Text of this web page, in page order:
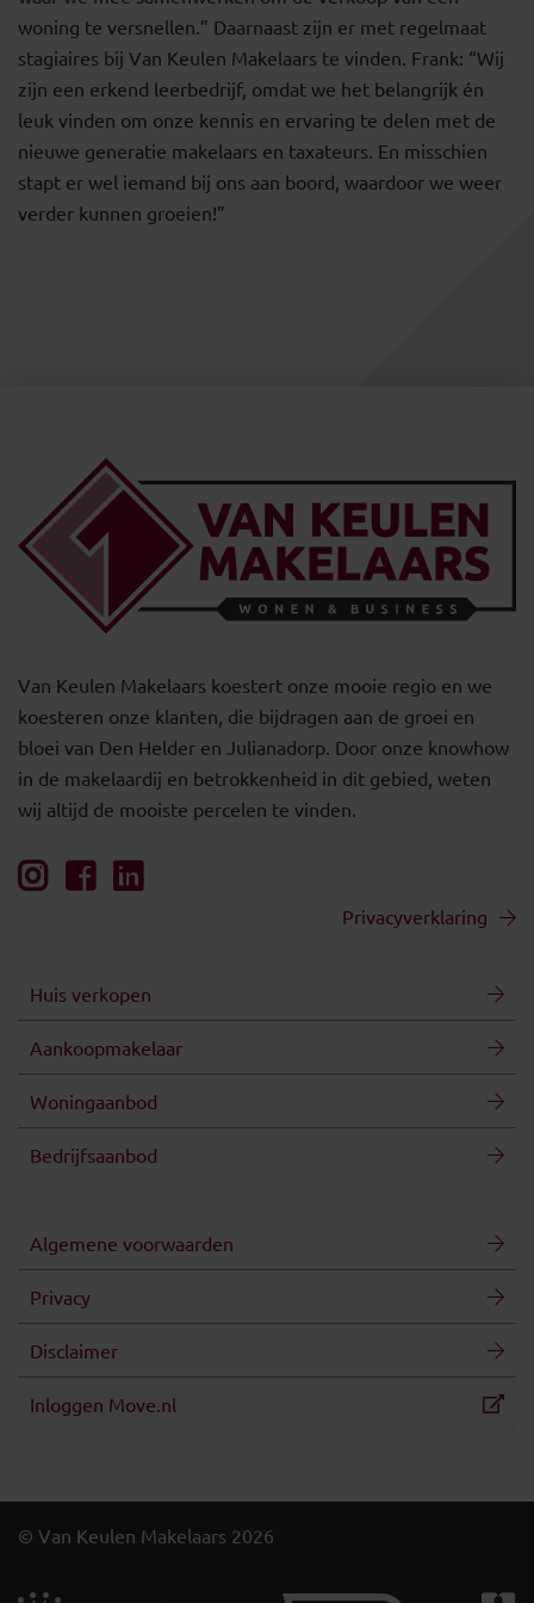
woning te versnellen.” Daarnaast zijn er met regelmaat
stagiaires bij Van Keulen Makelaars te vinden. Frank: “Wij
zijn een erkend leerbedrijf, omdat we het belangrijk én
leuk vinden om onze kennis en ervaring te delen met de
nieuwe generatie makelaars en taxateurs. En misschien
stapt er wel iemand bij ons aan boord, waardoor we weer
verder kunnen groeien!”
Van Keulen Makelaars koestert onze mooie regio en we
koesteren onze klanten, die bijdragen aan de groei en
bloei van Den Helder en Julianadorp. Door onze knowhow
in de makelaardij en betrokkenheid in dit gebied, weten
wij altijd de mooiste percelen te vinden.
Privacyverklaring
Huis verkopen
Aankoopmakelaar
Woningaanbod
Bedrijfsaanbod
Algemene voorwaarden
Privacy
Disclaimer
Inloggen Move.nl
© Van Keulen Makelaars 2026